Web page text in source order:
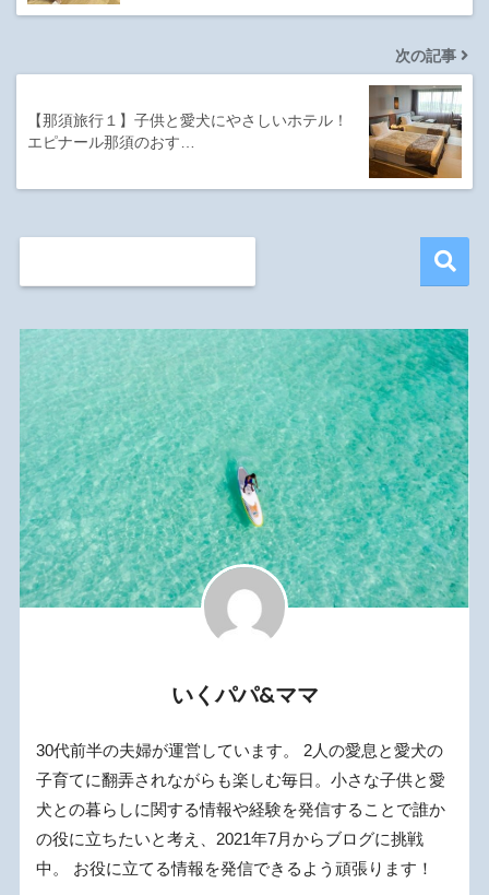
次の記事
【那須旅行１】子供と愛犬にやさしいホテル！
エピナール那須のおす…
いくパパ&ママ
30代前半の夫婦が運営しています。 2人の愛息と愛犬の
子育てに翻弄されながらも楽しむ毎日。小さな子供と愛
犬との暮らしに関する情報や経験を発信することで誰か
の役に立ちたいと考え、2021年7月からブログに挑戦
中。 お役に立てる情報を発信できるよう頑張ります！